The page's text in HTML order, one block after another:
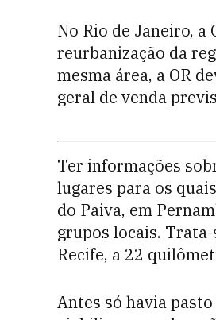
No Rio de Janeiro,
reurbanização da
mesma área, a OR
geral de venda
Ter informações
lugares para os
do Paiva, em
grupos locais.
Recife, a 22
Antes só havia